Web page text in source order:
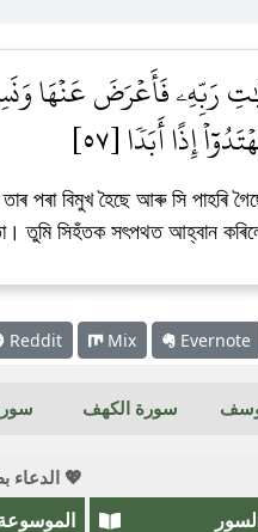
رَبِّهِۦ فَأَعۡرَضَ عَنۡهَا
إِذًا أَبَدٗا [٥٧]
বিমুখ হৈছে আৰু সি পাহৰি
সিহঁতক সৎপথত আহ্বান
Reddit Mix Evernote
سورة الكهف
💖 الدعاء